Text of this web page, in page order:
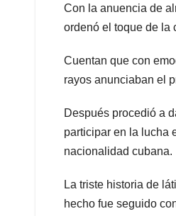
Con la anuencia de
ordenó el toque de la
Cuentan que con
rayos anunciaban el
Después procedió a
participar en la lucha
nacionalidad cubana.
La triste historia de
hecho fue seguido